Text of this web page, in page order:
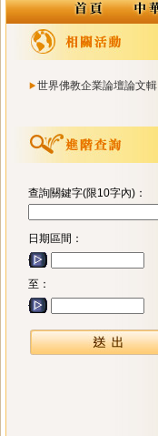
世界佛教企業論壇論文輯
查詢關鍵字(限10字內)：
日期區間：
至：